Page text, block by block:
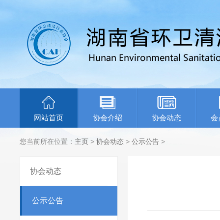
网站首页 协会介绍 协会动态 会
您当前所在位置： 主页 > 协会动态 > 公示公告 >
协会动态
公示公告